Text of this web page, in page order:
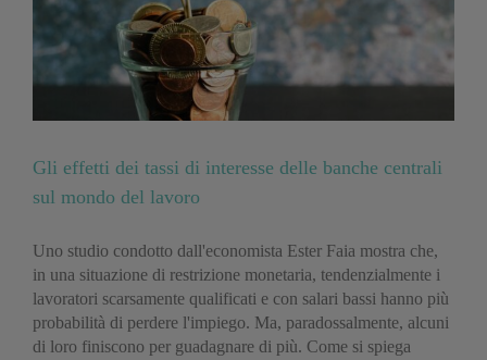
Gli effetti dei tassi di interesse delle banche centrali
sul mondo del lavoro
Uno studio condotto dall'economista Ester Faia mostra che,
in una situazione di restrizione monetaria, tendenzialmente i
lavoratori scarsamente qualificati e con salari bassi hanno più
probabilità di perdere l'impiego. Ma, paradossalmente, alcuni
di loro finiscono per guadagnare di più. Come si spiega